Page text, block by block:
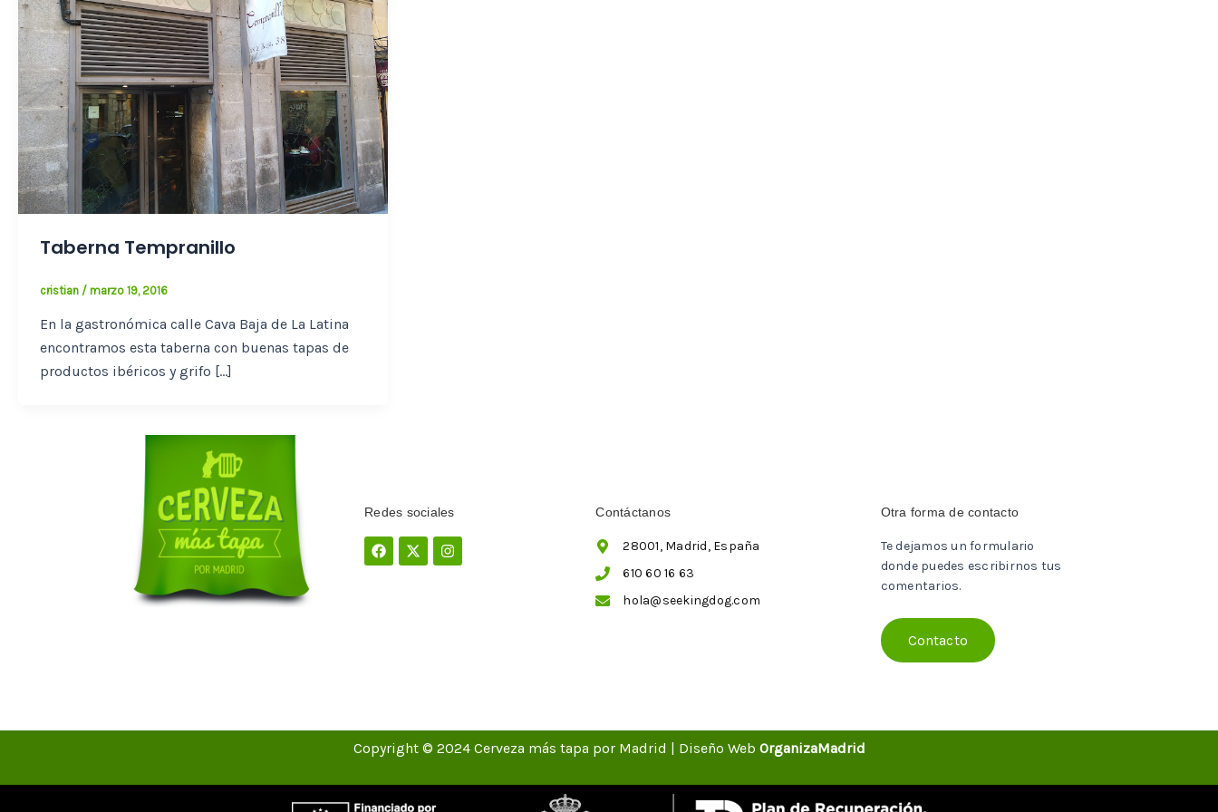
Taberna Tempranillo
cristian / marzo 19, 2016
En la gastronómica calle Cava Baja de La Latina
encontramos esta taberna con buenas tapas de
productos ibéricos y grifo […]
Redes sociales
Facebook
X-
twitter
Instagram
Contáctanos
28001, Madrid, España
610 60 16 63
hola@seekingdog.com
Otra forma de contacto
Te dejamos un formulario
donde puedes escribirnos tus
comentarios.
Contacto
Copyright © 2024 Cerveza más tapa por Madrid | Diseño Web OrganizaMadrid